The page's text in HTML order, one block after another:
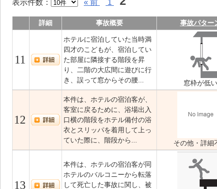
表示件数： « 前 1
詳細 事故概要 事故パター
11
ホテルに宿泊していた当時満
四才のこどもが、宿泊してい
た部屋に隣接する階段を昇
り、二階の大広間に遊びに行
き、誤って窓からその腰...
窓枠が低い
12
本件は、ホテルの宿泊客が、
客室に戻るために、浴場出入
口横の階段をホテル備付の浴
衣とスリッパを着用して上っ
ていた際に、階段から...
その他・詳細
13
本件は、ホテルの宿泊客が同
ホテルのバルコニーから転落
して死亡した事故に関し、被